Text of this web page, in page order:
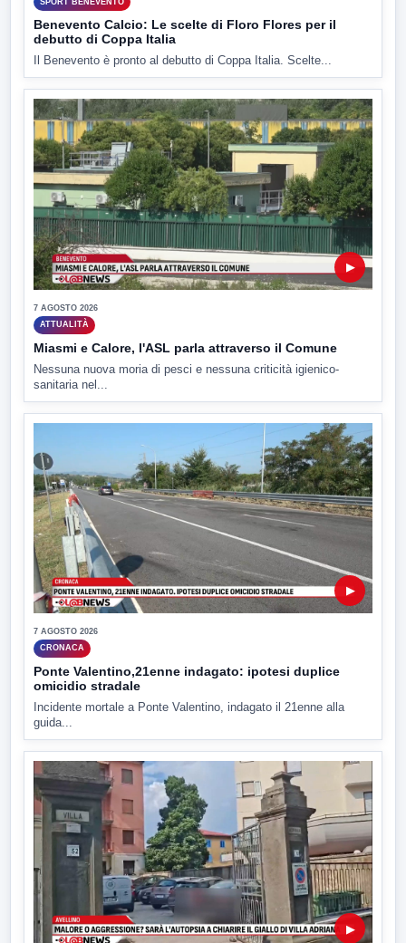
Benevento Calcio: Le scelte di Floro Flores per il
debutto di Coppa Italia
Il Benevento è pronto al debutto di Coppa Italia. Scelte...
▶
7 AGOSTO 2026
ATTUALITÀ
Miasmi e Calore, l'ASL parla attraverso il Comune
Nessuna nuova moria di pesci e nessuna criticità igienico-
sanitaria nel...
▶
7 AGOSTO 2026
CRONACA
Ponte Valentino,21enne indagato: ipotesi duplice
omicidio stradale
Incidente mortale a Ponte Valentino, indagato il 21enne alla
guida...
▶